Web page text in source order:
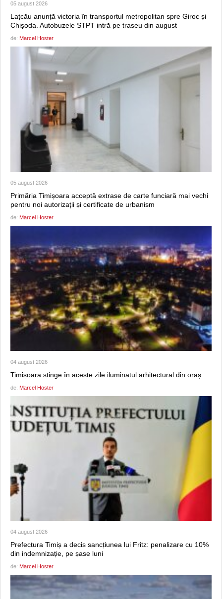
05 august 2026
Lațcău anunță victoria în transportul metropolitan spre Giroc și
Chișoda. Autobuzele STPT intră pe traseu din august
de: Marcel Hoster
05 august 2026
Primăria Timișoara acceptă extrase de carte funciară mai vechi
pentru noi autorizații și certificate de urbanism
de: Marcel Hoster
04 august 2026
Timișoara stinge în aceste zile iluminatul arhitectural din oraș
de: Marcel Hoster
04 august 2026
Prefectura Timiș a decis sancțiunea lui Fritz: penalizare cu 10%
din indemnizație, pe șase luni
de: Marcel Hoster